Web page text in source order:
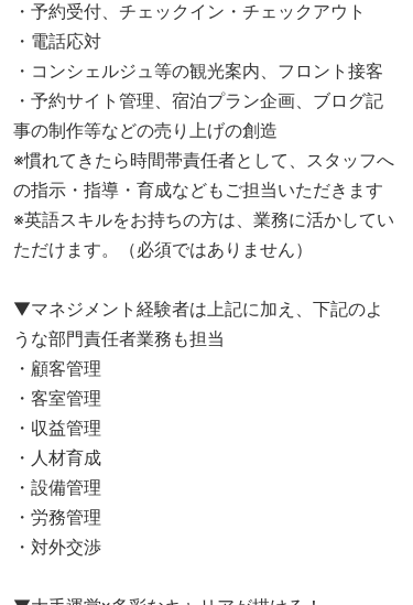
・予約受付、チェックイン・チェックアウト
・電話応対
・コンシェルジュ等の観光案内、フロント接客
・予約サイト管理、宿泊プラン企画、ブログ記
事の制作等などの売り上げの創造
※慣れてきたら時間帯責任者として、スタッフへ
の指示・指導・育成などもご担当いただきます
※英語スキルをお持ちの方は、業務に活かしてい
ただけます。（必須ではありません）
▼マネジメント経験者は上記に加え、下記のよ
うな部門責任者業務も担当
・顧客管理
・客室管理
・収益管理
・人材育成
・設備管理
・労務管理
・対外交渉